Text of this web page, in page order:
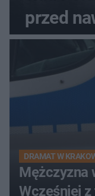
przed
DRAMAT W
Mężczyzna
Wcześniej